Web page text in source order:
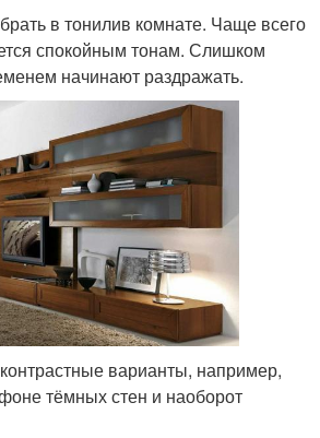
в тонилив комнате. Чаще всего
спокойным тонам. Слишком
начинают раздражать.
варианты, например,
тёмных стен и наоборот